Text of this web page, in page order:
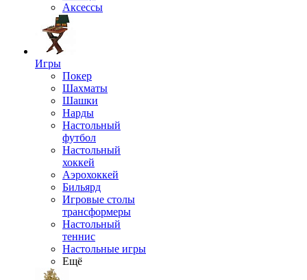
Аксессы
Игры
Покер
Шахматы
Шашки
Нарды
Настольный
футбол
Настольный
хоккей
Аэрохоккей
Бильярд
Игровые столы
трансформеры
Настольный
теннис
Настольные игры
Ещё